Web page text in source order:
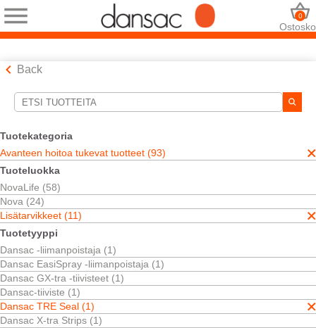
0
Back
Tuotekategoria
Avanteen hoitoa tukevat tuotteet (93)
Tuoteluokka
NovaLife (58)
Nova (24)
Lisätarvikkeet (11)
Tuotetyyppi
Dansac -liimanpoistaja (1)
Dansac EasiSpray -liimanpoistaja (1)
Dansac GX-tra -tiivisteet (1)
Dansac-tiiviste (1)
Dansac TRE Seal (1)
Dansac X-tra Strips (1)
Hakutyökalut
Valintasi:
Avanteen hoitoa tukevat tuotteet
Lisätarvikkeet
Dansac TRE Seal
TRE™ Teknologia
Valintasi vastasi1tuloksia
Järjestä: